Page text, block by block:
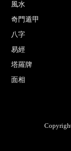
風水
奇門遁甲
八字
易經
塔羅牌
面相